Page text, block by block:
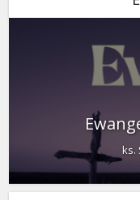
ks.